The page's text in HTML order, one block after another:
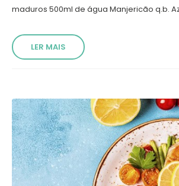
maduros 500ml de água Manjericão q.b.
LER MAIS